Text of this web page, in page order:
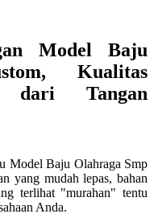
Model Baju
Kualitas
dari Tangan
Model Baju Olahraga Smp
yang mudah lepas, bahan
terlihat "murahan" tentu
Anda.